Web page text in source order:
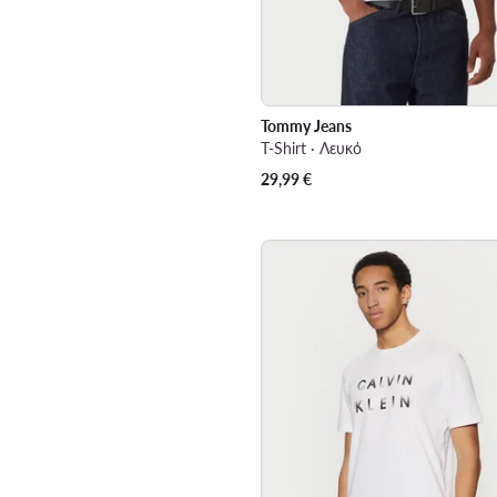
Tommy Jeans
T-Shirt · Λευκό
29,99€